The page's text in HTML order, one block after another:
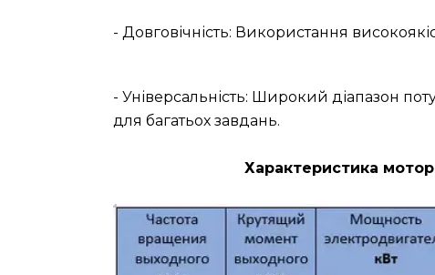
- Довговічність: Використання
- Універсальність: Широкий діапазон
для багатьох завдань.
Характеристика